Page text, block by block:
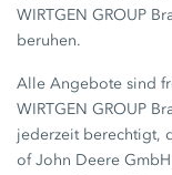
WIRTGEN GROUP
beruhen.
Alle Angebote sind
WIRTGEN GROUP
jederzeit berechtigt,
of John Deere